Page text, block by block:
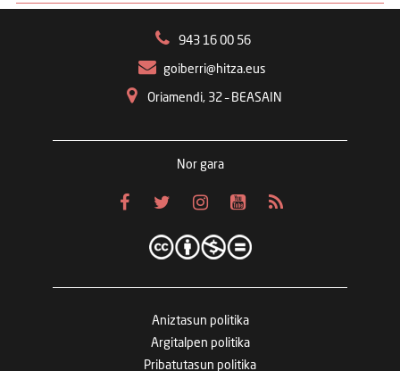
943 16 00 56
goiberri@hitza.eus
Oriamendi, 32 – BEASAIN
Nor gara
Aniztasun politika
Argitalpen politika
Pribatutasun politika